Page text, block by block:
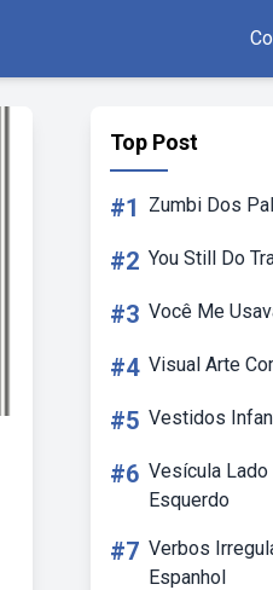
Top Post
#1 Zumbi Dos
#2 You Still Do
#3 Você Me
#4 Visual Arte
#5 Vestidos
#6 Vesícula Lado
Esquerdo
#7 Verbos
Espanhol